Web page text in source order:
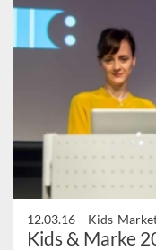
12.03.16 – Kids-
Kids & Marke